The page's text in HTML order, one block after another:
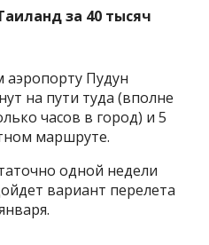
Пудун
на пути туда (вполне
часов в город) и 5
маршруте.
одной недели
вариант перелета